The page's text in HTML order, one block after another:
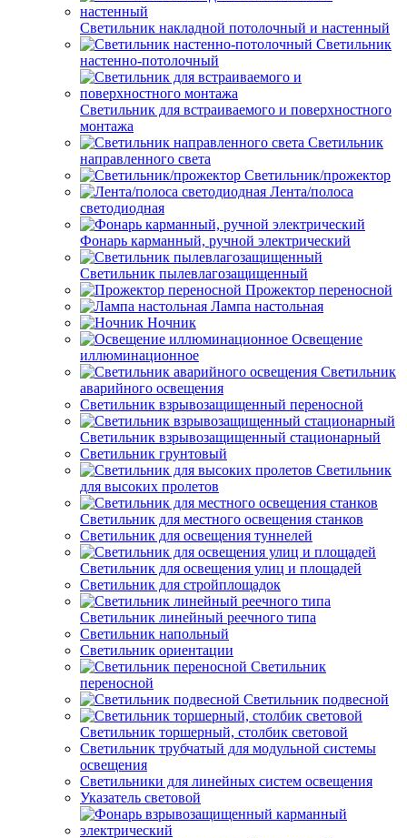
Светильник накладной потолочный и настенный
Светильник
настенно-потолочный
Светильник для встраиваемого и поверхностного
монтажа
Светильник
направленного света
Светильник/прожектор
Лента/полоса
светодиодная
Фонарь карманный, ручной электрический
Светильник пылевлагозащищенный
Прожектор переносной
Лампа настольная
Ночник
Освещение
иллюминационное
Светильник
аварийного освещения
Светильник взрывозащищенный переносной
Светильник взрывозащищенный стационарный
Светильник грунтовый
Светильник
для высоких пролетов
Светильник для местного освещения станков
Светильник для освещения туннелей
Светильник для освещения улиц и площадей
Светильник для стройплощадок
Светильник линейный реечного типа
Светильник напольный
Светильник ориентации
Светильник
переносной
Светильник подвесной
Светильник торшерный, столбик световой
Светильник трубчатый для модульной системы
освещения
Светильники для линейных систем освещения
Указатель световой